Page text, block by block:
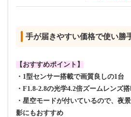
手が届きやすい価格で使い勝
【おすすめポイント】
・1型センサー搭載で画質良しの1台
・F1.8-2.8の光学4.2倍ズームレンズ
・星空モードが付いているので、夜
影にもおすすめ